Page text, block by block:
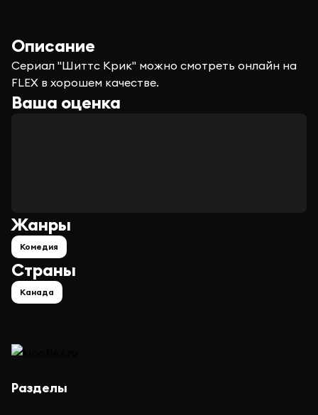
Описание
Сериал "Шиттс Крик" можно смотреть онлайн на
FLEX в хорошем качестве.
Ваша оценка
Страны
Канада
Жанры
Комедия
Разделы